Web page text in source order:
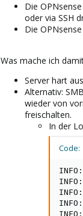
Die
oder via SSH
Die
Was mache ich
Server hart
Alternativ:
wieder von
freischalten.
In der
Code: